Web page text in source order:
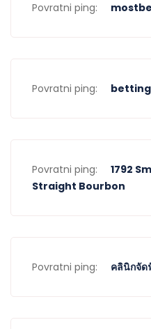
Povratni ping:
Povratni ping:
Povratni ping:
1792
Straight Bourbon
Povratni ping: คลินิกจัด